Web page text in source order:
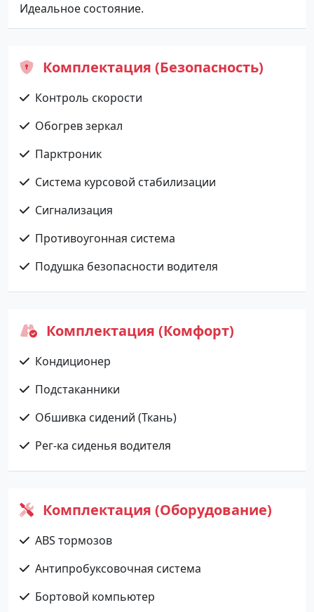
Идеальное состояние.
Комплектация (Безопасность)
Контроль скорости
Обогрев зеркал
Парктроник
Система курсовой стабилизации
Сигнализация
Противоугонная система
Подушка безопасности водителя
Комплектация (Комфорт)
Кондиционер
Подстаканники
Обшивка сидений (Ткань)
Рег-ка сиденья водителя
Комплектация (Оборудование)
ABS тормозов
Антипробуксовочная система
Бортовой компьютер